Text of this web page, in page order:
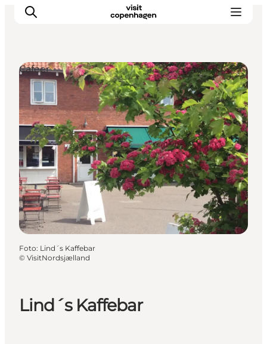
This is Copenhagen
Aktiviteter
Spis & drik
Områder
Planlæg din tur
CopenPay
Copenhagen Card
Lind´s Kaffebar
Cafeer
Foto: Lind´s Kaffebar
© VisitNordsjælland